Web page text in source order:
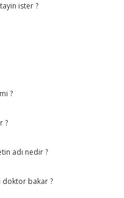
ister ?
?
?
adı nedir ?
doktor bakar ?